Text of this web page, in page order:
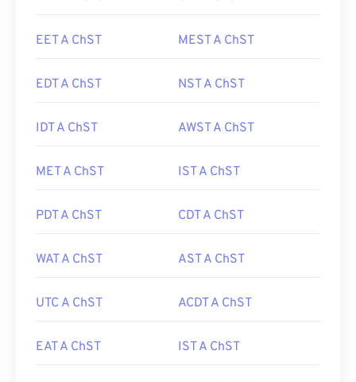
EET A ChST MEST A ChST
EDT A ChST NST A ChST
IDT A ChST AWST A ChST
MET A ChST IST A ChST
PDT A ChST CDT A ChST
WAT A ChST AST A ChST
UTC A ChST ACDT A ChST
EAT A ChST IST A ChST